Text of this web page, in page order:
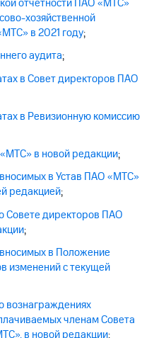
отчетности ПАО «МТС»
хозяйственной
в 2021 году;
аудита;
в Совет директоров ПАО
в Ревизионную комиссию
в новой редакции;
в Устав ПАО «МТС»
редакцией;
Совете директоров ПАО
;
в Положение
изменений с текущей
вознаграждениях
членам Совета
в новой редакции;